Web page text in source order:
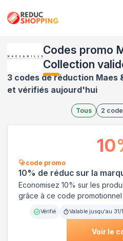
Codes promo
Collection
3 codes de réduction Maes
et vérifiés aujourd'hui
Tous 2
code promo
10% de réduc sur la
Economisez 10% sur les
grâce à ce code promotionnel
Vérifié Valable jusqu'au
Voir le
10